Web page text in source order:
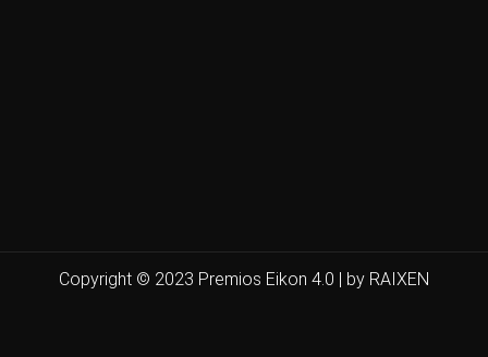
Copyright © 2023 Premios Eikon 4.0 | by RAIXEN